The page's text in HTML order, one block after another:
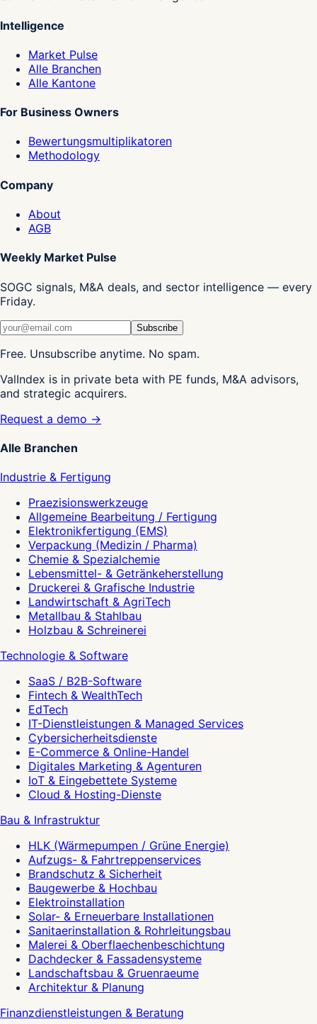
Intelligence
Market Pulse
Alle Branchen
Alle Kantone
For Business Owners
Bewertungsmultiplikatoren
Methodology
Company
About
AGB
Weekly Market Pulse
SOGC signals, M&A deals, and sector intelligence — every
Friday.
Subscribe
Free. Unsubscribe anytime. No spam.
ValIndex is in private beta with PE funds, M&A advisors,
and strategic acquirers.
Request a demo →
Alle Branchen
Industrie & Fertigung
Praezisionswerkzeuge
Allgemeine Bearbeitung / Fertigung
Elektronikfertigung (EMS)
Verpackung (Medizin / Pharma)
Chemie & Spezialchemie
Lebensmittel- & Getränkeherstellung
Druckerei & Grafische Industrie
Landwirtschaft & AgriTech
Metallbau & Stahlbau
Holzbau & Schreinerei
Technologie & Software
SaaS / B2B-Software
Fintech & WealthTech
EdTech
IT-Dienstleistungen & Managed Services
Cybersicherheitsdienste
E-Commerce & Online-Handel
Digitales Marketing & Agenturen
IoT & Eingebettete Systeme
Cloud & Hosting-Dienste
Bau & Infrastruktur
HLK (Wärmepumpen / Grüne Energie)
Aufzugs- & Fahrtreppenservices
Brandschutz & Sicherheit
Baugewerbe & Hochbau
Elektroinstallation
Solar- & Erneuerbare Installationen
Sanitaerinstallation & Rohrleitungsbau
Malerei & Oberflaechenbeschichtung
Dachdecker & Fassadensysteme
Landschaftsbau & Gruenraeume
Architektur & Planung
Finanzdienstleistungen & Beratung